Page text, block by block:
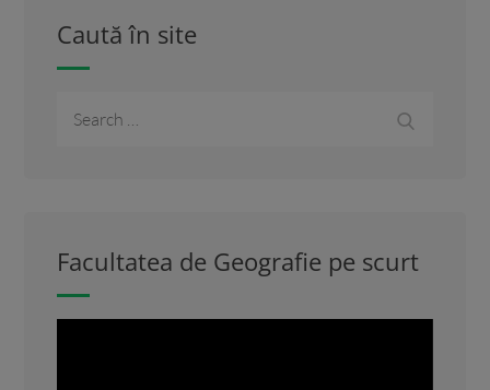
Caută în site
Facultatea de Geografie pe scurt